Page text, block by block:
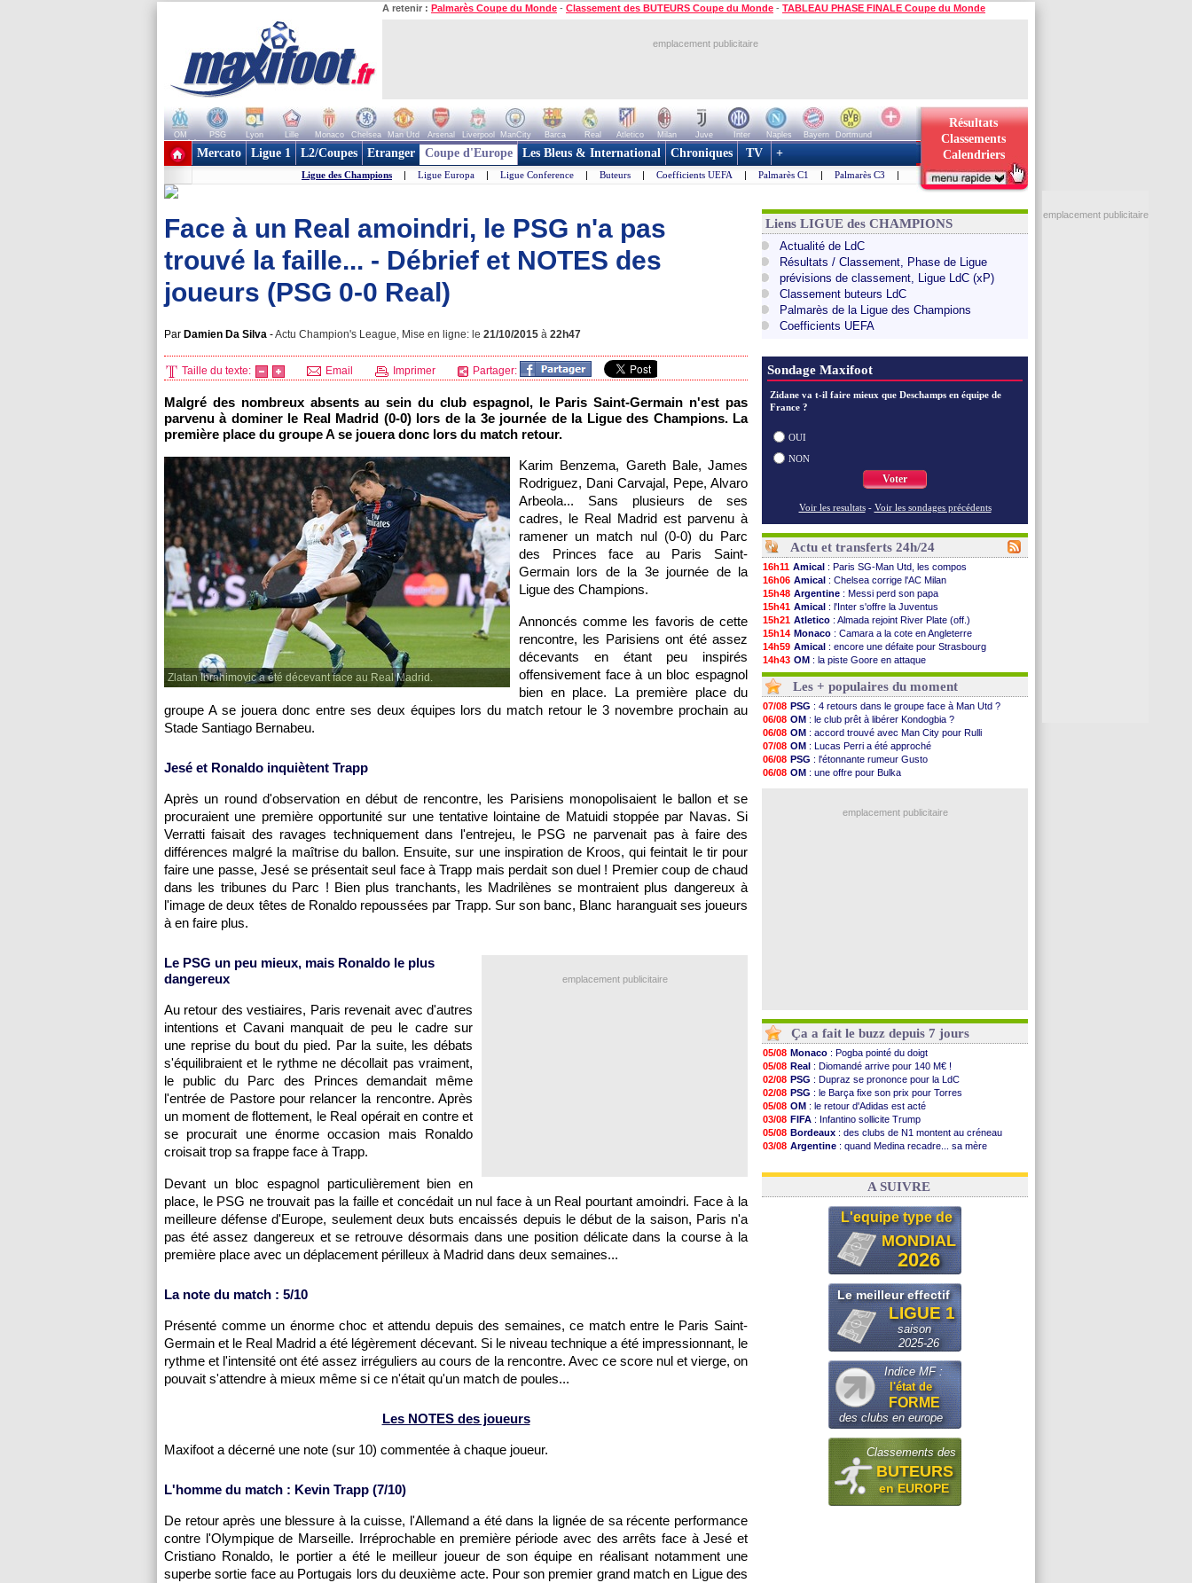
A retenir : Palmarès Coupe du Monde - Classement des BUTEURS Coupe du Monde - TABLEAU PHASE FINALE Coupe du Monde
emplacement publicitaire
OM PSG Lyon Lille Monaco Chelsea Man Utd Arsenal Liverpool ManCity Barca Real Atletico Milan Juve Inter Naples Bayern
Dortmund
+ de clubs
Résultats
Classements
Calendriers
Mercato Ligue 1 L2/Coupes Etranger Coupe d'Europe Les Bleus & International Chroniques TV +
Ligue des Champions | Ligue Europa | Ligue Conference | Buteurs | Coefficients UEFA | Palmarès C1 | Palmarès C3 |
Face à un Real amoindri, le PSG n'a pas
trouvé la faille... - Débrief et NOTES des
joueurs (PSG 0-0 Real)
Par Damien Da Silva -Actu Champion's League, Mise en ligne: le 21/10/2015 à 22h47
Taille du texte: Email Imprimer Partager:
Malgré des nombreux absents au sein du club espagnol, le Paris Saint-Germain n'est pas
parvenu à dominer le Real Madrid (0-0) lors de la 3e journée de la Ligue des Champions. La
première place du groupe A se jouera donc lors du match retour.
Zlatan Ibrahimovic a été décevant face au Real Madrid.
Karim Benzema, Gareth Bale, James
Rodriguez, Dani Carvajal, Pepe, Alvaro
Arbeola... Sans plusieurs de ses
cadres, le Real Madrid est parvenu à
ramener un match nul (0-0) du Parc
des Princes face au Paris Saint-
Germain lors de la 3e journée de la
Ligue des Champions.
Annoncés comme les favoris de cette
rencontre, les Parisiens ont été assez
décevants en étant peu inspirés
offensivement face à un bloc espagnol
bien en place. La première place du
groupe A se jouera donc entre ses deux équipes lors du match retour le 3 novembre prochain au
Stade Santiago Bernabeu.
Jesé et Ronaldo inquiètent Trapp
Après un round d'observation en début de rencontre, les Parisiens monopolisaient le ballon et se
procuraient une première opportunité sur une tentative lointaine de Matuidi stoppée par Navas. Si
Verratti faisait des ravages techniquement dans l'entrejeu, le PSG ne parvenait pas à faire des
différences malgré la maîtrise du ballon. Ensuite, sur une inspiration de Kroos, qui feintait le tir pour
faire une passe, Jesé se présentait seul face à Trapp mais perdait son duel ! Premier coup de chaud
dans les tribunes du Parc ! Bien plus tranchants, les Madrilènes se montraient plus dangereux à
l'image de deux têtes de Ronaldo repoussées par Trapp. Sur son banc, Blanc haranguait ses joueurs
à en faire plus.
emplacement publicitaire
Le PSG un peu mieux, mais Ronaldo le plus
dangereux
Au retour des vestiaires, Paris revenait avec d'autres
intentions et Cavani manquait de peu le cadre sur
une reprise du bout du pied. Par la suite, les débats
s'équilibraient et le rythme ne décollait pas vraiment,
le public du Parc des Princes demandait même
l'entrée de Pastore pour relancer la rencontre. Après
un moment de flottement, le Real opérait en contre et
se procurait une énorme occasion mais Ronaldo
croisait trop sa frappe face à Trapp.
Devant un bloc espagnol particulièrement bien en
place, le PSG ne trouvait pas la faille et concédait un nul face à un Real pourtant amoindri. Face à la
meilleure défense d'Europe, seulement deux buts encaissés depuis le début de la saison, Paris n'a
pas été assez dangereux et se retrouve désormais dans une position délicate dans la course à la
première place avec un déplacement périlleux à Madrid dans deux semaines...
La note du match : 5/10
Présenté comme un énorme choc et attendu depuis des semaines, ce match entre le Paris Saint-
Germain et le Real Madrid a été légèrement décevant. Si le niveau technique a été impressionnant, le
rythme et l'intensité ont été assez irréguliers au cours de la rencontre. Avec ce score nul et vierge, on
pouvait s'attendre à mieux même si ce n'était qu'un match de poules...
Les NOTES des joueurs
Maxifoot a décerné une note (sur 10) commentée à chaque joueur.
L'homme du match : Kevin Trapp (7/10)
De retour après une blessure à la cuisse, l'Allemand a été dans la lignée de sa récente performance
contre l'Olympique de Marseille. Irréprochable en première période avec des arrêts face à Jesé et
Cristiano Ronaldo, le portier a été le meilleur joueur de son équipe en réalisant notamment une
superbe sortie face au Portugais lors du deuxième acte. Pour son premier grand match en Ligue des
Liens LIGUE des CHAMPIONS
Actualité de LdC
Résultats / Classement, Phase de Ligue
prévisions de classement, Ligue LdC (xP)
Classement buteurs LdC
Palmarès de la Ligue des Champions
Coefficients UEFA
Sondage Maxifoot
Zidane va t-il faire mieux que Deschamps en équipe de
France ?
OUI
NON
Voter
Voir les resultats - Voir les sondages précédents
Actu et transferts 24h/24
16h11 Amical : Paris SG-Man Utd, les compos
16h06 Amical : Chelsea corrige l'AC Milan
15h48 Argentine : Messi perd son papa
15h41 Amical : l'Inter s'offre la Juventus
15h21 Atletico : Almada rejoint River Plate (off.)
15h14 Monaco : Camara a la cote en Angleterre
14h59 Amical : encore une défaite pour Strasbourg
14h43 OM : la piste Goore en attaque
14h14 PSG: ça négocie avec le Barça pour Torres
13h59
Amical : Rennes s'incline contre Brentford
13h55 Arsenal: c'est signé pour Guimaraes (officiel)
13h48
Amical : Le Mans concède un nul
13h30
Real: Mourinho durcit les règles
12h49
Amical: Toulouse s'incline lourdement
12h22
OM : Benatia et la "médiocrité" dans le club
12h00
Newcastle: Guimarães, le club se défend
11h46
L2 : la 1ère journée à suivre en DIRECT !
: le jour où tout a basculé pour Benatia
Les + populaires du moment
07/08 PSG : 4 retours dans le groupe face à Man Utd ?
06/08 OM : le club prêt à libérer Kondogbia ?
06/08 OM : accord trouvé avec Man City pour Rulli
07/08 OM : Lucas Perri a été approché
06/08 PSG : l'étonnante rumeur Gusto
06/08 OM : une offre pour Bulka
emplacement publicitaire
Ça a fait le buzz depuis 7 jours
05/08 Monaco : Pogba pointé du doigt
05/08 Real : Diomandé arrive pour 140 M€ !
02/08 PSG : Dupraz se prononce pour la LdC
02/08 PSG : le Barça fixe son prix pour Torres
05/08 OM : le retour d'Adidas est acté
03/08 FIFA : Infantino sollicite Trump
05/08 Bordeaux : des clubs de N1 montent au créneau
03/08 Argentine : quand Medina recadre... sa mère
03/08 OM: Paixão attire un 2e club anglais
A SUIVRE
L'equipe type de
MONDIAL
2026
Le meilleur effectif
LIGUE 1
saison
2025-26
Indice MF :
l'état de
FORME
des clubs en europe
Classements des
BUTEURS
en EUROPE
emplacement publicitaire